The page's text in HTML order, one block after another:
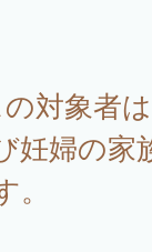
対象者
妊婦の家